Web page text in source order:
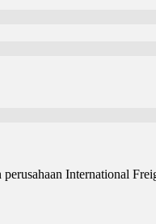
International